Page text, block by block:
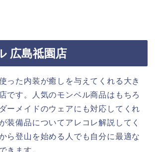
広島祗園店
った内装が癒しを与えてくれる大き
です。人気のモンベル商品はもちろ
ーメイドのウェアにも対応してくれ
装備品についてアレコレ解説してく
ら登山を始める人でも自分に最適な
きます。